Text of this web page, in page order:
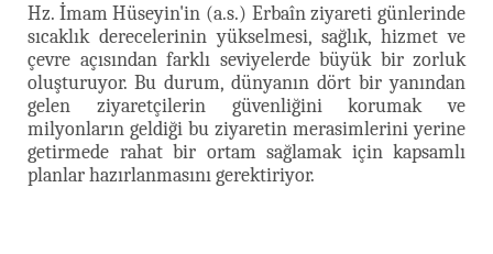
Hz. İmam Hüseyin'in (a.s.) Erbaîn ziyareti günlerinde
sıcaklık derecelerinin yükselmesi, sağlık, hizmet ve
çevre açısından farklı seviyelerde büyük bir zorluk
oluşturuyor. Bu durum, dünyanın dört bir yanından
gelen ziyaretçilerin güvenliğini korumak ve
milyonların geldiği bu ziyaretin merasimlerini yerine
getirmede rahat bir ortam sağlamak için kapsamlı
planlar hazırlanmasını gerektiriyor.